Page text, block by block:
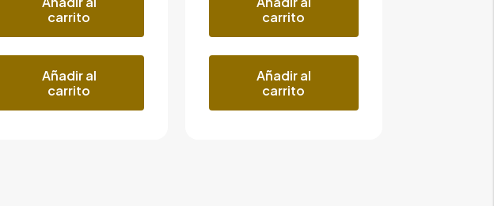
carrito
Añadir al
carrito
carrito
Añadir al
carrito